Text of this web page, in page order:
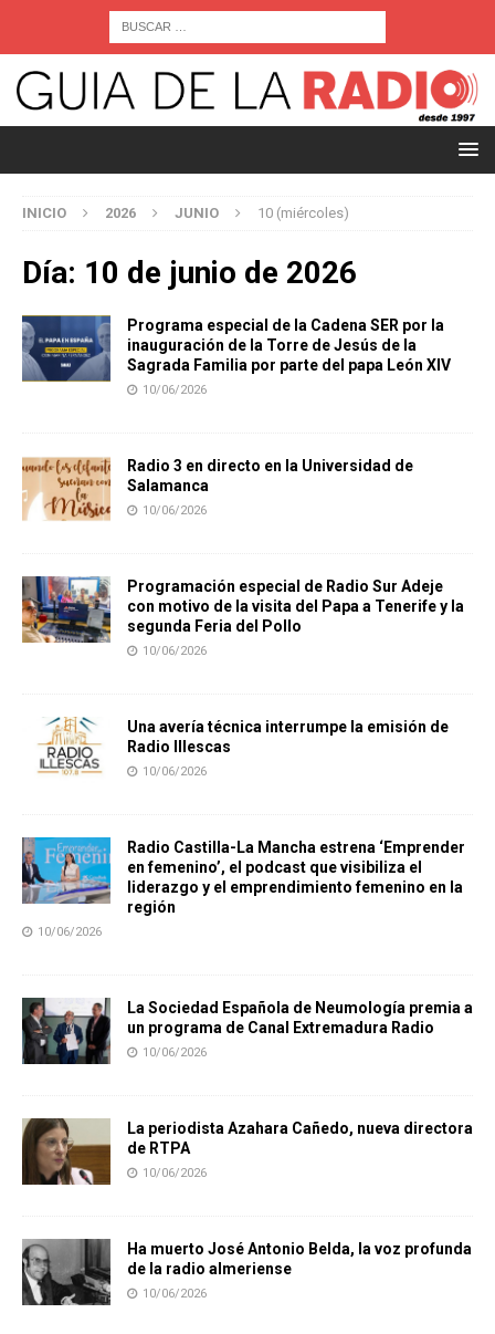
INICIO 2026 JUNIO 10 (miércoles)
Día: 10 de junio de 2026
Programa especial de la Cadena SER por la
inauguración de la Torre de Jesús de la
Sagrada Familia por parte del papa León XIV
10/06/2026
Radio 3 en directo en la Universidad de
Salamanca
10/06/2026
Programación especial de Radio Sur Adeje
con motivo de la visita del Papa a Tenerife y la
segunda Feria del Pollo
10/06/2026
Una avería técnica interrumpe la emisión de
Radio Illescas
10/06/2026
Radio Castilla-La Mancha estrena ‘Emprender
en femenino’, el podcast que visibiliza el
liderazgo y el emprendimiento femenino en la
región
10/06/2026
La Sociedad Española de Neumología premia a
un programa de Canal Extremadura Radio
10/06/2026
La periodista Azahara Cañedo, nueva directora
de RTPA
10/06/2026
Ha muerto José Antonio Belda, la voz profunda
de la radio almeriense
10/06/2026